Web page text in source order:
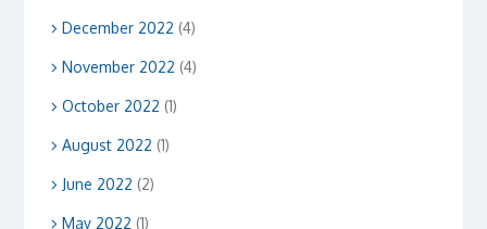
December 2022 (4)
November 2022 (4)
October 2022 (1)
August 2022 (1)
June 2022 (2)
May 2022 (1)